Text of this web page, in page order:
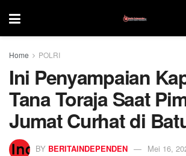
Home POLRI
Ini Penyampaian
Tana Toraja Saat
Jumat Curhat di
BY BERITAINDEPENDEN Mei 16,